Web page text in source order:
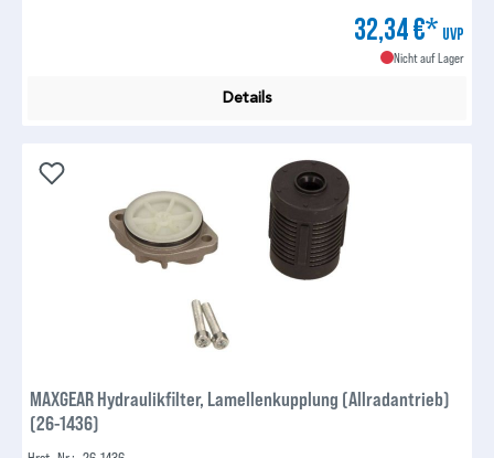
32,34 €* UVP
Nicht auf Lager
Details
MAXGEAR Hydraulikfilter, Lamellenkupplung (Allradantrieb)
(26-1436)